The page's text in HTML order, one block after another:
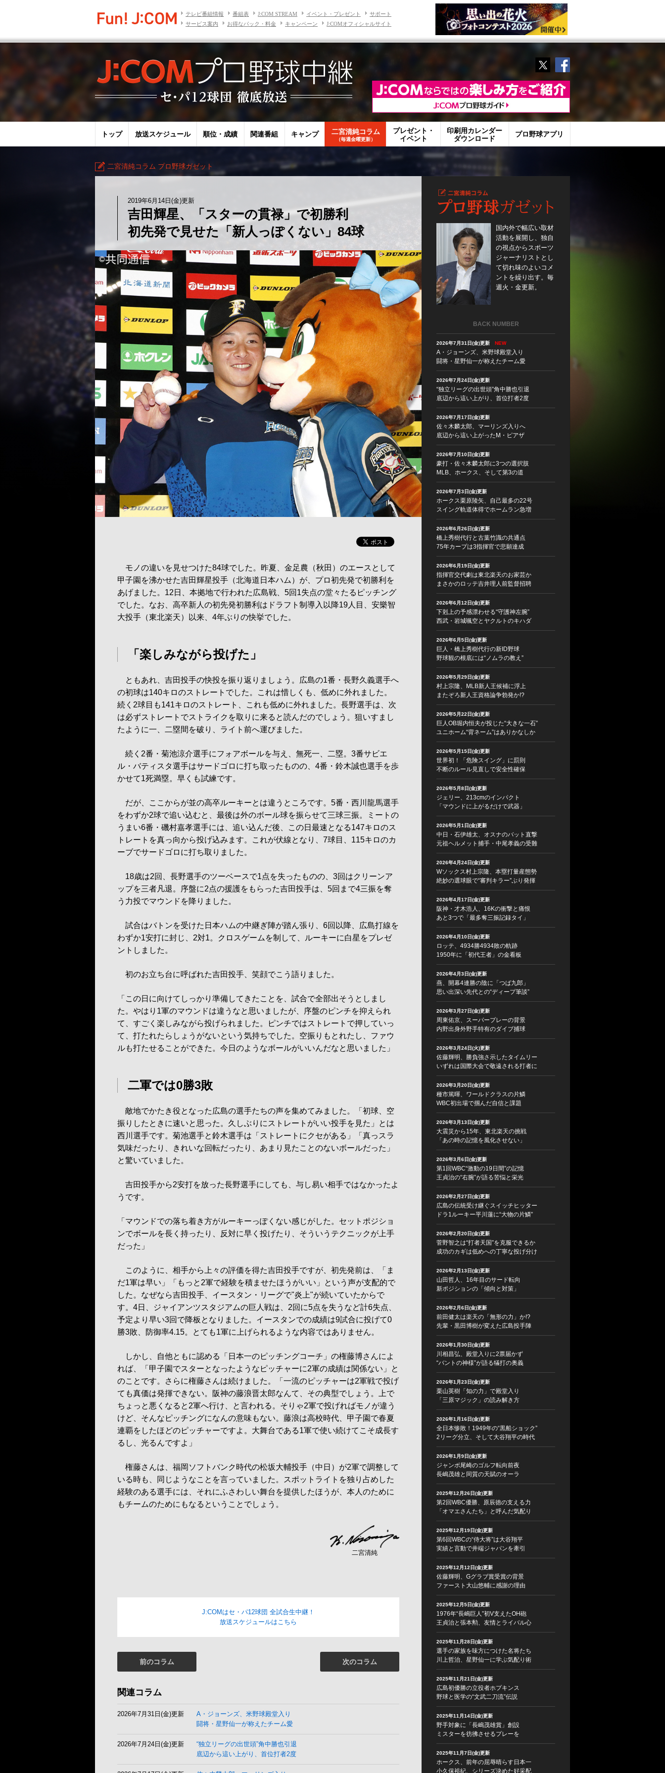
テレビ番組情報 番組表 J:COM STREAM イベント・プレゼント
サポート
サービス案内
お得なパック・料金 キャンペーン J:COMオフィシャルサイト
TwitterFacebook
トップ 放送スケジュール 順位・成績 関連番組 キャンプ 二宮清純コラム
（毎週金曜更新）
プレゼント・
イベント
印刷用カレンダー
ダウンロード
プロ野球アプリ
二宮清純コラム プロ野球ガゼット
2019年6月14日(金)更新
吉田輝星、「スターの貫禄」で初勝利
初先発で見せた「新人っぽくない」84球
モノの違いを見せつけた84球でした。昨夏、金足農（秋田）のエースとして
甲子園を沸かせた吉田輝星投手（北海道日本ハム）が、プロ初先発で初勝利を
あげました。12日、本拠地で行われた広島戦、5回1失点の堂々たるピッチング
でした。なお、高卒新人の初先発初勝利はドラフト制導入以降19人目、安樂智
大投手（東北楽天）以来、4年ぶりの快挙でした。
「楽しみながら投げた」
ともあれ、吉田投手の快投を振り返りましょう。広島の1番・長野久義選手へ
の初球は140キロのストレートでした。これは惜しくも、低めに外れました。
続く2球目も141キロのストレート、これも低めに外れました。長野選手は、次
は必ずストレートでストライクを取りに来ると読んだのでしょう。狙いすまし
たように一、二塁間を破り、ライト前へ運びました。
続く2番・菊池涼介選手にフォアボールを与え、無死一、二塁。3番サビエ
ル・バティスタ選手はサードゴロに打ち取ったものの、4番・鈴木誠也選手を歩
かせて1死満塁。早くも試練です。
だが、ここからが並の高卒ルーキーとは違うところです。5番・西川龍馬選手
をわずか2球で追い込むと、最後は外のボール球を振らせて三球三振。ミートの
うまい6番・磯村嘉孝選手には、追い込んだ後、この日最速となる147キロのス
トレートを真っ向から投げ込みます。これが伏線となり、7球目、115キロのカ
ーブでサードゴロに打ち取りました。
18歳は2回、長野選手のツーベースで1点を失ったものの、3回はクリーンア
ップを三者凡退。序盤に2点の援護をもらった吉田投手は、5回まで4三振を奪
う力投でマウンドを降りました。
試合はバトンを受けた日本ハムの中継ぎ陣が踏ん張り、6回以降、広島打線を
わずか1安打に封じ、2対1。クロスゲームを制して、ルーキーに白星をプレゼ
ントしました。
初のお立ち台に呼ばれた吉田投手、笑顔でこう語りました。
「この日に向けてしっかり準備してきたことを、試合で全部出そうとしまし
た。やはり1軍のマウンドは違うなと思いましたが、序盤のピンチを抑えられ
て、すごく楽しみながら投げられました。ピンチではストレートで押していっ
て、打たれたらしょうがないという気持ちでした。空振りもとれたし、ファウ
ルも打たせることができた。今日のようなボールがいいんだなと思いました」
二軍では0勝3敗
敵地でかたき役となった広島の選手たちの声を集めてみました。「初球、空
振りしたときに速いと思った。久しぶりにストレートがいい投手を見た」とは
西川選手です。菊池選手と鈴木選手は「ストレートにクセがある」「真っスラ
気味だったり、きれいな回転だったり、あまり見たことのないボールだった」
と驚いていました。
吉田投手から2安打を放った長野選手にしても、与し易い相手ではなかったよ
うです。
「マウンドでの落ち着き方がルーキーっぽくない感じがした。セットポジショ
ンでボールを長く持ったり、反対に早く投げたり、そういうテクニックが上手
だった」
このように、相手から上々の評価を得た吉田投手ですが、初先発前は、「ま
だ1軍は早い」「もっと2軍で経験を積ませたほうがいい」という声が支配的で
した。なぜなら吉田投手、イースタン・リーグで"炎上"が続いていたからで
す。4日、ジャイアンツスタジアムの巨人戦は、2回に5点を失うなど計6失点、
予定より早い3回で降板となりました。イースタンでの成績は9試合に投げて0
勝3敗、防御率4.15。とても1軍に上げられるような内容ではありません。
しかし、自他ともに認める「日本一のピッチングコーチ」の権藤博さんによ
れば、「甲子園でスターとなったようなピッチャーに2軍の成績は関係ない」と
のことです。さらに権藤さんは続けました。「一流のピッチャーは2軍戦で投げ
ても真価は発揮できない。阪神の藤浪晋太郎なんて、その典型でしょう。上で
ちょっと悪くなると2軍へ行け、と言われる。そりゃ2軍で投げればモノが違う
けど、そんなピッチングになんの意味もない。藤浪は高校時代、甲子園で春夏
連覇をしたほどのピッチャーですよ。大舞台である1軍で使い続けてこそ成長す
るし、光るんですよ」
権藤さんは、福岡ソフトバンク時代の松坂大輔投手（中日）が2軍で調整して
いる時も、同じようなことを言っていました。スポットライトを独り占めした
経験のある選手には、それにふさわしい舞台を提供したほうが、本人のために
もチームのためにもなるということでしょう。
二宮清純
J:COMはセ・パ12球団 全試合生中継！
放送スケジュールはこちら
前のコラム 次のコラム
関連コラム
2026年7月31日(金)更新
A・ジョーンズ、米野球殿堂入り
闘将・星野仙一が称えたチーム愛
2026年7月24日(金)更新
“独立リーグの出世頭”角中勝也引退
底辺から這い上がり、首位打者2度
国内外で幅広い取材
活動を展開し、独自
の視点からスポーツ
ジャーナリストとし
て切れ味のよいコメ
ントを繰り出す。毎
週火・金更新。
BACK NUMBER
2026年7月31日(金)更新 NEW
A・ジョーンズ、米野球殿堂入り
闘将・星野仙一が称えたチーム愛
2026年7月24日(金)更新
“独立リーグの出世頭”角中勝也引退
底辺から這い上がり、首位打者2度
2026年7月17日(金)更新
佐々木麟太郎、マーリンズ入りへ
底辺から這い上がったM・ピアザ
2026年7月10日(金)更新
豪打・佐々木麟太郎に3つの選択肢
MLB、ホークス、そして第3の道
2026年7月3日(金)更新
ホークス栗原陵矢、自己最多の22号
スイング軌道体得でホームラン急増
2026年6月26日(金)更新
橋上秀樹代行と古葉竹識の共通点
75年カープは3指揮官で悲願達成
2026年6月19日(金)更新
指揮官交代劇は東北楽天のお家芸か
まさかのロッテ吉井理人前監督招聘
2026年6月12日(金)更新
下剋上の予感漂わせる“守護神左腕”
西武・岩城颯空とヤクルトのキハダ
2026年6月5日(金)更新
巨人・橋上秀樹代行の新ID野球
野球観の根底には“ノムラの教え”
2026年5月29日(金)更新
村上宗隆、MLB新人王候補に浮上
またぞろ新人王資格論争勃発か!?
2026年5月22日(金)更新
巨人OB堀内恒夫が投じた“大きな一石”
ユニホーム“背ネーム”はありかなしか
2026年5月15日(金)更新
世界初！「危険スイング」に罰則
不断のルール見直しで安全性確保
2026年5月8日(金)更新
ジェリー、213cmのインパクト
「マウンドに上がるだけで武器」
2026年5月1日(金)更新
中日・石伊雄太、オスナのバット直撃
元祖ヘルメット捕手・中尾孝義の受難
2026年4月24日(金)更新
Wソックス村上宗隆、本塁打量産態勢
絶妙の選球眼で“審判キラー”ぶり発揮
2026年4月17日(金)更新
阪神・才木浩人、16Kの衝撃と痛恨
あと3つで「最多奪三振記録タイ」
2026年4月10日(金)更新
ロッテ、4934勝4934敗の軌跡
1950年に「初代王者」の金看板
2026年4月3日(金)更新
燕、開幕4連勝の陰に「つば九郎」
思い出深い先代との“ディープ筆談”
2026年3月27日(金)更新
周東佑京、スーパープレーの背景
内野出身外野手特有のダイブ捕球
2026年3月24日(火)更新
佐藤輝明、勝負強さ示したタイムリー
いずれは国際大会で敬遠される打者に
2026年3月20日(金)更新
種市篤暉、ワールドクラスの片鱗
WBC初出場で掴んだ自信と課題
2026年3月13日(金)更新
大震災から15年、東北楽天の挑戦
「あの時の記憶を風化させない」
2026年3月6日(金)更新
第1回WBC“激動の19日間”の記憶
王貞治の“右腕”が語る苦悩と栄光
2026年2月27日(金)更新
広島の伝統受け継ぐスイッチヒッター
ドラ1ルーキー平川蓮に“大物の片鱗”
2026年2月20日(金)更新
菅野智之は“打者天国”を克服できるか
成功のカギは低めへの丁寧な投げ分け
2026年2月13日(金)更新
山田哲人、16年目のサード転向
新ポジションの「傾向と対策」
2026年2月6日(金)更新
前田健太は楽天の「無形の力」か!?
先輩・黒田博樹が変えた広島投手陣
2026年1月30日(金)更新
川相昌弘、殿堂入りに2票届かず
“バントの神様”が語る犠打の奥義
2026年1月23日(金)更新
栗山英樹「知の力」で殿堂入り
「三原マジック」の読み解き方
2026年1月16日(金)更新
全日本惨敗！1949年の“黒船ショック”
2リーグ分立、そして大谷翔平の時代
2026年1月9日(金)更新
ジャンボ尾崎のゴルフ転向前夜
長嶋茂雄と同質の天賦のオーラ
2025年12月26日(金)更新
第2回WBC優勝、原辰徳の支える力
「オマエさんたち」と呼んだ気配り
2025年12月19日(金)更新
第6回WBCの“侍大将”は大谷翔平
実績と言動で井端ジャパンを牽引
2025年12月12日(金)更新
佐藤輝明、Gグラブ賞受賞の背景
ファースト大山悠輔に感謝の理由
2025年12月5日(金)更新
1976年“長嶋巨人”初V支えたOH砲
王貞治と張本勲、友情とライバル心
2025年11月28日(金)更新
選手の家族を味方につけた名将たち
川上哲治、星野仙一に学ぶ気配り術
2025年11月21日(金)更新
広島初優勝の立役者ホプキンス
野球と医学の“文武二刀流”伝説
2025年11月14日(金)更新
野手対象に「長嶋茂雄賞」創設
ミスターを彷彿させるプレーを
2025年11月7日(金)更新
ホークス、前年の屈辱晴らす日本一
小久保裕紀、シリーズ決めた好采配